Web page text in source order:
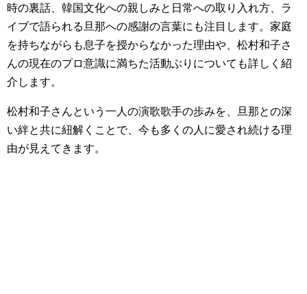
時の裏話、韓国文化への親しみと日常への取り入れ方、ラ
イブで語られる旦那への感謝の言葉にも注目します。家庭
を持ちながらも息子を授からなかった理由や、松村和子さ
んの現在のプロ意識に満ちた活動ぶりについても詳しく紹
介します。
松村和子さんという一人の演歌歌手の歩みを、旦那との深
い絆と共に紐解くことで、今も多くの人に愛され続ける理
由が見えてきます。